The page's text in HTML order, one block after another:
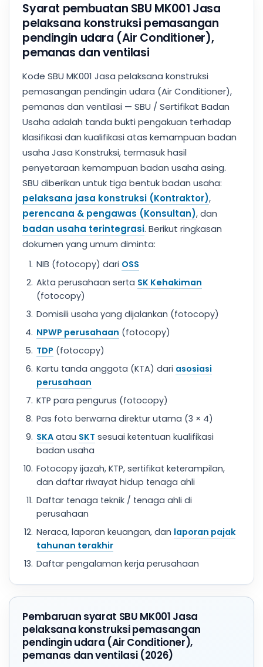
Syarat pembuatan SBU MK001 Jasa
pelaksana konstruksi pemasangan
pendingin udara (Air Conditioner),
pemanas dan ventilasi
Kode SBU MK001 Jasa pelaksana konstruksi
pemasangan pendingin udara (Air Conditioner),
pemanas dan ventilasi — SBU / Sertifikat Badan
Usaha adalah tanda bukti pengakuan terhadap
klasifikasi dan kualifikasi atas kemampuan badan
usaha Jasa Konstruksi, termasuk hasil
penyetaraan kemampuan badan usaha asing.
SBU diberikan untuk tiga bentuk badan usaha:
pelaksana jasa konstruksi (Kontraktor),
perencana & pengawas (Konsultan), dan
badan usaha terintegrasi. Berikut ringkasan
dokumen yang umum diminta:
NIB (fotocopy) dari OSS
Akta perusahaan serta SK Kehakiman
(fotocopy)
Domisili usaha yang dijalankan (fotocopy)
NPWP perusahaan (fotocopy)
TDP (fotocopy)
Kartu tanda anggota (KTA) dari asosiasi
perusahaan
KTP para pengurus (fotocopy)
Pas foto berwarna direktur utama (3 × 4)
SKA atau SKT sesuai ketentuan kualifikasi
badan usaha
Fotocopy ijazah, KTP, sertifikat keterampilan,
dan daftar riwayat hidup tenaga ahli
Daftar tenaga teknik / tenaga ahli di
perusahaan
Neraca, laporan keuangan, dan laporan pajak
tahunan terakhir
Daftar pengalaman kerja perusahaan
Pembaruan syarat SBU MK001 Jasa
pelaksana konstruksi pemasangan
pendingin udara (Air Conditioner),
pemanas dan ventilasi (2026)